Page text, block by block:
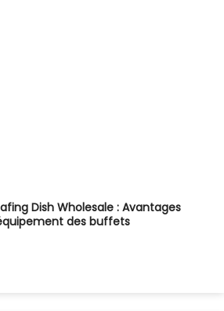
Dish Wholesale : Avantages
des buffets